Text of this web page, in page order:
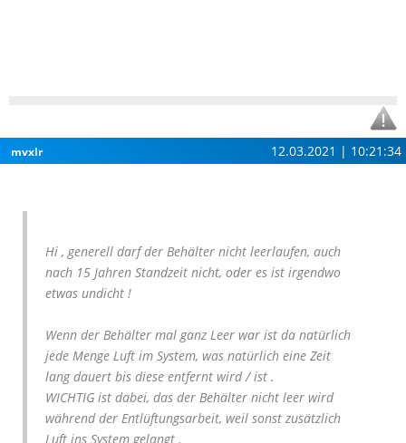
mvxlr 12.03.2021 | 10:21:34
Hi , generell darf der Behälter nicht leerlaufen, auch
nach 15 Jahren Standzeit nicht, oder es ist irgendwo
etwas undicht !
Wenn der Behälter mal ganz Leer war ist da natürlich
jede Menge Luft im System, was natürlich eine Zeit
lang dauert bis diese entfernt wird / ist .
WICHTIG ist dabei, das der Behälter nicht leer wird
während der Entlüftungsarbeit, weil sonst zusätzlich
Luft ins System gelangt .